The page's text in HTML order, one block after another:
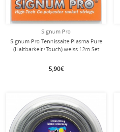
Signum Pro
Signum Pro Tennissaite Plasma Pure
(Haltbarkeit+Touch) weiss 12m Set
5,90€